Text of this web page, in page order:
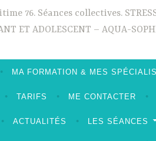
76. Séances collectives.
ET ADOLESCENT – AQUA-
MA FORMATION & MES
TARIFS ME CONTACTER
ACTUALITÉS LES SÉANCES